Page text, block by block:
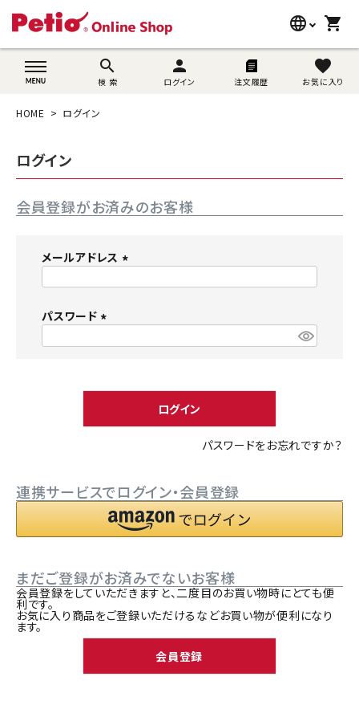
language
wovn-lang-name
shopping_cart
search
検 索
person
ログイン 注文履歴
favorite
お気に入り
search
うさぎ用品
ブランド別に探す
目的別に探す
SNS
ようこそ ゲスト 様
person 新規会員登録
HOME ログイン
ログイン
会員登録がお済みのお客様
メールアドレス
パスワード
)
ログイン
パスワードをお忘れですか？
連携サービスでログイン・会員登録
まだご登録がお済みでないお客様
会員登録をしていただきますと、二度目のお買い物時にとても便
利です。
お気に入り商品をご登録いただけるなどお買い物が便利になり
ます。
会員登録